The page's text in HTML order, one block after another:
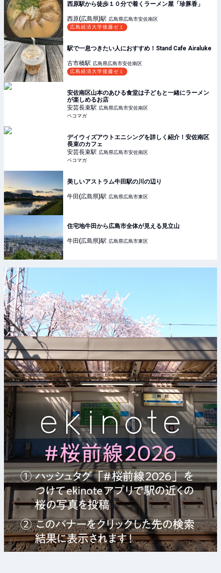
西原駅から徒歩１０分で着くラーメン屋「珍豚香」
西原(広島県)駅 広島県広島市安佐南区
広島経済大学後藤ゼミ
駅で一息つきたい人におすすめ！Stand Cafe Airaluke
古市橋駅 広島県広島市安佐南区
広島経済大学後藤ゼミ
安佐南区山本のあひる食堂は子どもと一緒にラーメン
が楽しめるお店
安芸長束駅 広島県広島市安佐南区
ペコマガ
デイウィズアウトエニシングを詳しく紹介！安佐南区
長束のカフェ
安芸長束駅 広島県広島市安佐南区
ペコマガ
美しいアストラム牛田駅の川の辺り
牛田(広島県)駅 広島県広島市東区
住宅地牛田から広島市全体が見える見立山
牛田(広島県)駅 広島県広島市東区